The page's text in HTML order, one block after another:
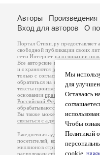
Мы
для
Оставаясь
Чтобы
Политикой
cookie,
Авторы Произведения
Вход для авторов
О
Портал Стихи.ру предоставляет
свободной публикации своих
сети Интернет на основании
Все авторские права на
и охраняются законом
.
только с согласия его автора, к
обратиться на его авторской
тексты произведений авторы
основанииправил публикациии
Российской Федерации
обрабатываются на основании
Вы также можете посмотреть
связаться с администрацией
Ежедневная аудитория портала
посетителей, которые в общей
миллионов страниц по данным
расположен справа от этого